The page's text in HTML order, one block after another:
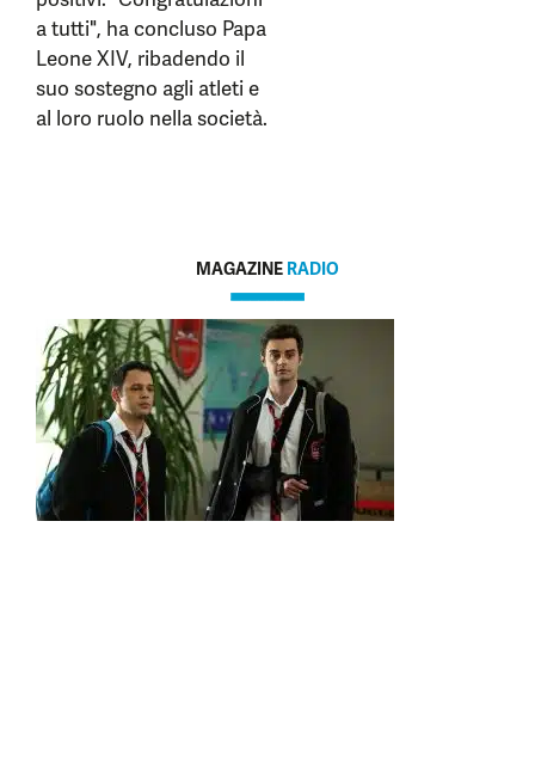
a tutti", ha concluso Papa
Leone XIV, ribadendo il
suo sostegno agli atleti e
al loro ruolo nella società.
MAGAZINE RADIO